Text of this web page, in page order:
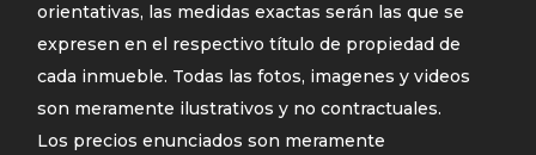
orientativas, las medidas exactas serán las que se
expresen en el respectivo título de propiedad de
cada inmueble. Todas las fotos, imagenes y videos
son meramente ilustrativos y no contractuales.
Los precios enunciados son meramente